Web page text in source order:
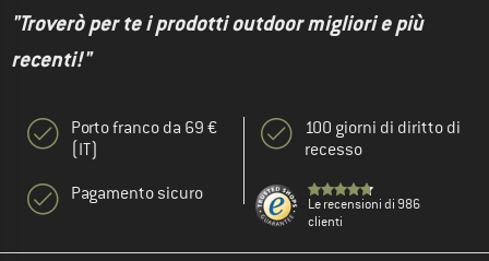
"Troverò per te i prodotti outdoor migliori e più
recenti!"
Porto franco da 69 €
(IT)
Pagamento sicuro
100 giorni di diritto di
recesso
Le recensioni di 986
clienti